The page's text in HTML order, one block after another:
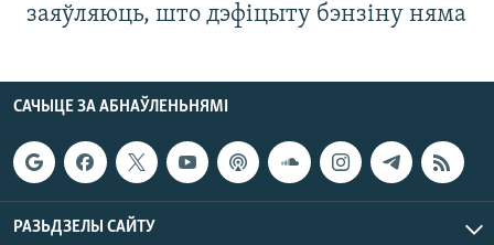
заяўляюць, што дэфіцыту бэнзіну няма
САЧЫЦЕ ЗА АБНАЎЛЕНЬНЯМІ
РАЗЬДЗЕЛЫ САЙТУ